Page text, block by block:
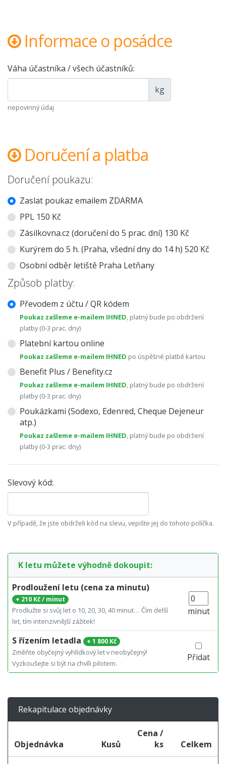
Informace o posádce
Váha účastníka / všech účastníků:
kg
nepovinný údaj
Doručení a platba
Doručení poukazu:
Zaslat poukaz emailem ZDARMA
PPL 150 Kč
Zásilkovna.cz (doručení do 5 prac. dní) 130 Kč
Kurýrem do 5 h. (Praha, všední dny do 14 h) 520 Kč
Osobní odběr letiště Praha Letňany
Způsob platby:
Převodem z účtu / QR kódem
Poukaz zašleme e-mailem IHNED, platný bude po obdržení
platby (0-3 prac. dny)
Platební kartou online
Poukaz zašleme e-mailem IHNED po úspěšné platbě kartou
Benefit Plus / Benefity.cz
Poukaz zašleme e-mailem IHNED, platný bude po obdržení
platby (0-3 prac. dny)
Poukázkami (Sodexo, Edenred, Cheque Dejeneur
atp.)
Poukaz zašleme e-mailem IHNED, platný bude po obdržení
platby (0-3 prac. dny)
Slevový kód:
V případě, že jste obdrželi kód na slevu, vepište jej do tohoto políčka.
K letu můžete výhodně dokoupit:
Prodloužení letu (cena za minutu)
+ 210 Kč / minut
Prodlužte si svůj let o 10, 20, 30, 40 minut… Čím delší
let, tím intenzivnější zážitek!
minut
S řízením letadla +1 800 Kč
Změňte obyčejný vyhlídkový let v neobyčejný!
Vyzkoušejte si být na chvíli pilotem.
Přidat
Rekapitulace objednávky
Objednávka Kusů
Cena /
ks
Celkem